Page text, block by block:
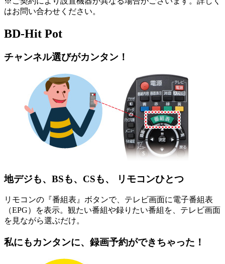
はお問い合わせください。
BD-Hit Pot
チャンネル選びがカンタン！
地デジも、BSも、CSも、 リモコンひとつ
リモコンの『番組表』ボタンで、テレビ画面に電子番組表
（EPG）を表示。観たい番組や録りたい番組を、テレビ画面
を見ながら選ぶだけ。
私にもカンタンに、録画予約ができちゃった！